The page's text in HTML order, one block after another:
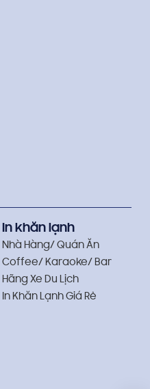
In khăn lạnh
Nhà Hàng/ Quán Ăn
Coffee/ Karaoke/ Bar
Hãng Xe Du Lịch
In Khăn Lạnh Giá Rẻ